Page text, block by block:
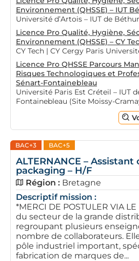
Environnement (QHSSE) – IUT
Université d’Artois – IUT de
Licence Pro Qualité, Hygiène,
Environnement (QHSSE) – CY
CY Tech | CY Cergy Paris
Licence Pro QHSSE Parcours
Risques Technologiques et
Sénart-Fontainebleau
Université Paris Est Créteil – IUT
Fontainebleau (Site Moissy-
BAC+3 BAC+5
ALTERNANCE –
packaging – H/F
Région : Bretagne
Descriptif mission :
*MERCI DE POSTULER VIA
du secteur de la grande
regroupant plusieurs
nombre de collaborateurs.
pôle industriel important,
fabrication de marques de...